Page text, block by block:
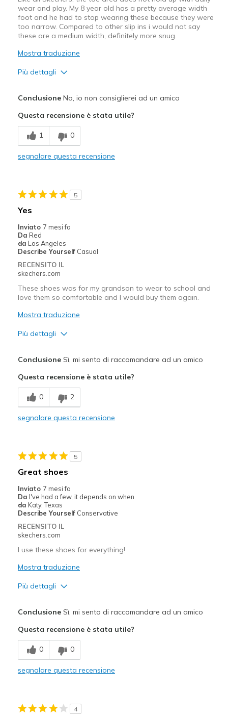
wear and play. My 8 year old has a pretty average width
foot and he had to stop wearing these because they were
too narrow. Compared to other slip ins i would not say
these are a medium width, definitely more snug.
Mostra traduzione
Più dettagli
Sizing
Feels true to size
ConclusioneNo, io non consiglierei ad un amico
Questa recensione è stata utile?
1 0
segnalare questa recensione
5
Yes
Inviato 7 mesi fa
Da Red
da Los Angeles
Describe Yourself Casual
RECENSITO IL
skechers.com
These shoes was for my grandson to wear to school and
love them so comfortable and I would buy them again.
Mostra traduzione
Più dettagli
Breathe Well
Comfortable
Migliori Utilizzi:
Sizing
Feels true to size
View On Shoes
ConclusioneSì, mi sento di raccomandare ad un amico
Questa recensione è stata utile?
0 2
segnalare questa recensione
5
Great shoes
Inviato 7 mesi fa
Da I've had a few, it depends on when
da Katy, Texas
Describe Yourself Conservative
RECENSITO IL
skechers.com
I use these shoes for everything!
Mostra traduzione
Più dettagli
Breathe Well
Comfortable
ConclusioneSì, mi sento di raccomandare ad un amico
Questa recensione è stata utile?
0 0
segnalare questa recensione
4